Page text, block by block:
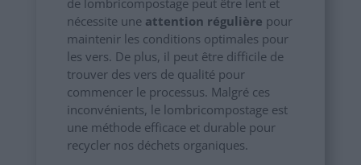
nécessite une attention régulière pour
maintenir les conditions optimales pour
les vers. De plus, il peut être difficile de
trouver des vers de qualité pour
commencer le processus. Malgré ces
inconvénients, le lombricompostage est
une méthode efficace et durable pour
recycler nos déchets organiques.